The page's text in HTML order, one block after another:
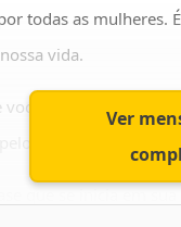
todas as mulheres.
vida.
você se torne uma
Ver